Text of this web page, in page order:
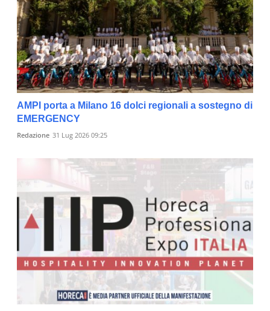
AMPI porta a Milano 16 dolci regionali a sostegno di
EMERGENCY
Redazione 31 Lug 2026 09:25